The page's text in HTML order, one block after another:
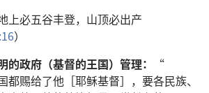
上必五谷丰登， 山顶必出产
）
的政府 （基督的王国） 管理：
“
都赐给了他 ［耶稣基督］， 要各民族、